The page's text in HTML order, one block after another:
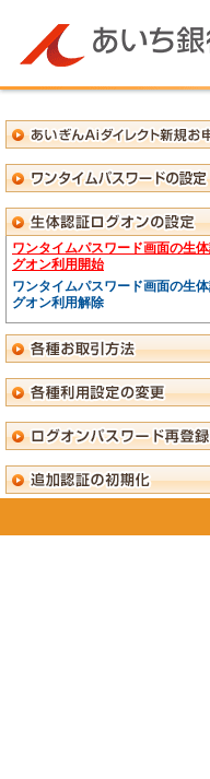
ワンタイムパスワード画面の生
グオン利用開始
ワンタイムパスワード画面の生
グオン利用解除